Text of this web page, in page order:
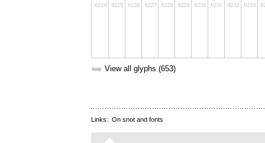
➥ View all glyphs (653)
Links: On snot and fonts